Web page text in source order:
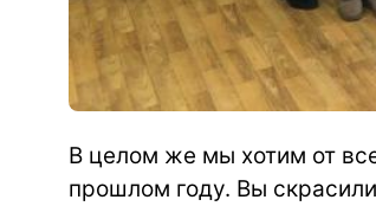
В целом же мы хотим от
прошлом году. Вы